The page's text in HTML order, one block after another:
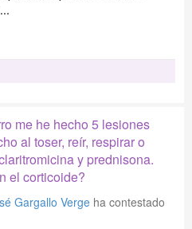
me he hecho 5 lesiones
al toser, reír, respirar o
y prednisona.
el corticoide?
Gargallo Verge ha contestado